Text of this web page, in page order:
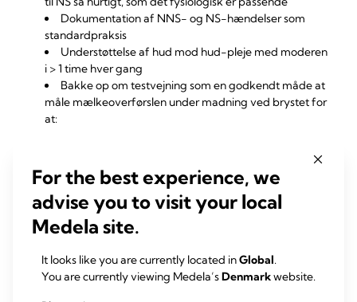
Dokumentation af NNS- og NS-hændelser som
standardpraksis
Understøttelse af hud mod hud-pleje med moderen
i > 1 time hver gang
Bakke op om testvejning som en godkendt måde at
måle mælkeoverførslen under madning ved brystet for
at:
Tilpasse tilskud i forhold til mælkeindtag
Understøtte neonatalspædbarnet til overgang til
fuldamning før udskrivelse
Give selvtillid og ro til mødre, så de kan føle sig
ernæringsmæssige behov
Muliggøre individuel planlægning efter
udskrivelse for at støtte mødre, der kan have brug
For the best experience, we
advise you to visit your local
Medela site.
It looks like you are currently located inGlobal.
You are currently viewing Medela’sDenmarkwebsite.